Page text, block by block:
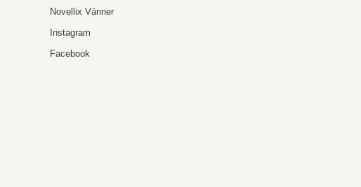
Novellix Vänner
Instagram
Facebook